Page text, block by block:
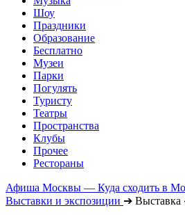
Шоу
Праздники
Образование
Бесплатно
Музеи
Парки
Погулять
Туристу
Театры
Пространства
Клубы
Прочее
Рестораны
Афиша Москвы — Куда сходить в
Выставки и экспозиции ➔ Выставка